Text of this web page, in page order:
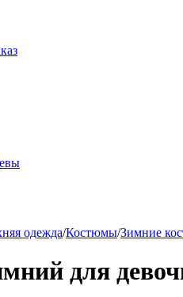
одежда/Костюмы/Зимние
для